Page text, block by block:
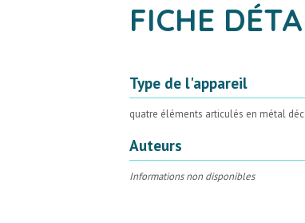
FICHE
Type de l'appareil
quatre éléments articulés en métal
Auteurs
Informations non disponibles